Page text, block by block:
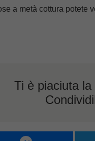
a metà cottura potete
Ti è piaciuta la